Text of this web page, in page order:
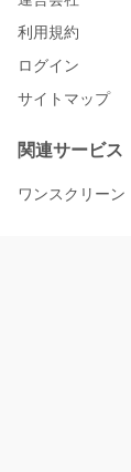
利用規約
ログイン
サイトマップ
関連サービス
ワンスクリーン